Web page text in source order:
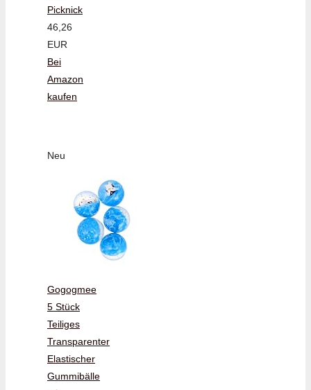
Picknick
46,26
EUR
Bei
Amazon
kaufen
Neu
Gogogmee
5 Stück
Teiliges
Transparenter
Elastischer
Gummibälle